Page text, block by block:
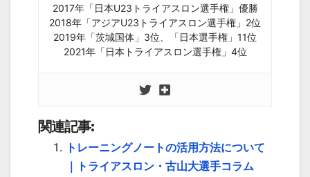
2017年「日本U23トライアスロン選手権」優勝
2018年「アジアU23トライアスロン選手権」2位
2019年「茨城国体」3位、「日本選手権」11位
2021年「日本トライアスロン選手権」4位
関連記事:
トレーニングノートの活用方法について
｜トライアスロン・古山大選手コラム